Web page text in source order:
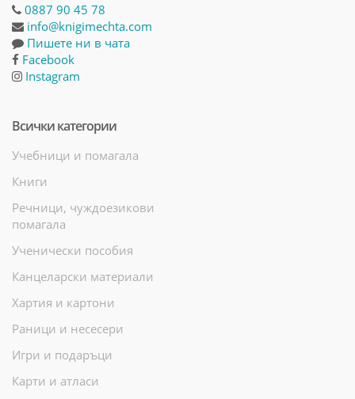
0887 90 45 78
info@knigimechta.com
Пишете ни в чата
Facebook
Instagram
Всички категории
Учебници и помагала
Книги
Речници, чуждоезикови
помагала
Ученически пособия
Канцеларски материали
Хартия и картони
Раници и несесери
Игри и подаръци
Карти и атласи